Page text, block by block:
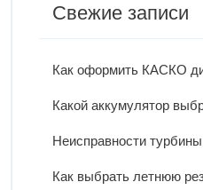
Свежие записи
Как оформить КАСКО
Какой аккумулятор
Неисправности
Как выбрать летнюю